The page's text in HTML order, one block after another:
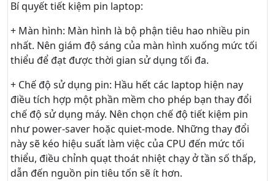
Bí quyết tiết kiệm pin laptop:
+ Màn hình: Màn hình là bộ phận tiêu hao nhiều pin
nhất. Nên giám độ sáng của màn hình xuống mức tối
thiểu để đạt được thời gian sử dụng tối đa.
+ Chế độ sử dụng pin: Hầu hết các laptop hiện nay
điều tích hợp một phần mềm cho phép bạn thay đổi
chế độ sử dụng máy. Nên chọn chế độ tiết kiệm pin
như power-saver hoặc quiet-mode. Những thay đổi
này sẽ kéo hiệu suất làm việc của CPU đến mức tối
thiểu, điều chỉnh quạt thoát nhiệt chạy ở tần số thấp,
dẫn đến nguồn pin tiêu tốn sẽ ít hơn.